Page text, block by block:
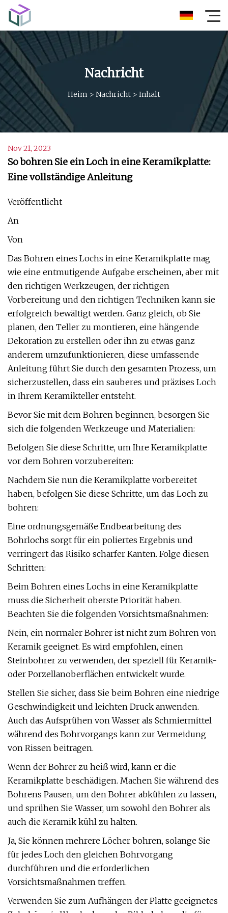
Nachricht
Heim > Nachricht > Inhalt
Nov 21, 2023
So bohren Sie ein Loch in eine Keramikplatte:
Eine vollständige Anleitung
Veröffentlicht
An
Von
Das Bohren eines Lochs in eine Keramikplatte mag
wie eine entmutigende Aufgabe erscheinen, aber mit
den richtigen Werkzeugen, der richtigen
Vorbereitung und den richtigen Techniken kann sie
erfolgreich bewältigt werden. Ganz gleich, ob Sie
planen, den Teller zu montieren, eine hängende
Dekoration zu erstellen oder ihn zu etwas ganz
anderem umzufunktionieren, diese umfassende
Anleitung führt Sie durch den gesamten Prozess, um
sicherzustellen, dass ein sauberes und präzises Loch
in Ihrem Keramikteller entsteht.
Bevor Sie mit dem Bohren beginnen, besorgen Sie
sich die folgenden Werkzeuge und Materialien:
Befolgen Sie diese Schritte, um Ihre Keramikplatte
vor dem Bohren vorzubereiten:
Nachdem Sie nun die Keramikplatte vorbereitet
haben, befolgen Sie diese Schritte, um das Loch zu
bohren:
Eine ordnungsgemäße Endbearbeitung des
Bohrlochs sorgt für ein poliertes Ergebnis und
verringert das Risiko scharfer Kanten. Folge diesen
Schritten:
Beim Bohren eines Lochs in eine Keramikplatte
muss die Sicherheit oberste Priorität haben.
Beachten Sie die folgenden Vorsichtsmaßnahmen:
Nein, ein normaler Bohrer ist nicht zum Bohren von
Keramik geeignet. Es wird empfohlen, einen
Steinbohrer zu verwenden, der speziell für Keramik-
oder Porzellanoberflächen entwickelt wurde.
Stellen Sie sicher, dass Sie beim Bohren eine niedrige
Geschwindigkeit und leichten Druck anwenden.
Auch das Aufsprühen von Wasser als Schmiermittel
während des Bohrvorgangs kann zur Vermeidung
von Rissen beitragen.
Wenn der Bohrer zu heiß wird, kann er die
Keramikplatte beschädigen. Machen Sie während des
Bohrens Pausen, um den Bohrer abkühlen zu lassen,
und sprühen Sie Wasser, um sowohl den Bohrer als
auch die Keramik kühl zu halten.
Ja, Sie können mehrere Löcher bohren, solange Sie
für jedes Loch den gleichen Bohrvorgang
durchführen und die erforderlichen
Vorsichtsmaßnahmen treffen.
Verwenden Sie zum Aufhängen der Platte geeignetes